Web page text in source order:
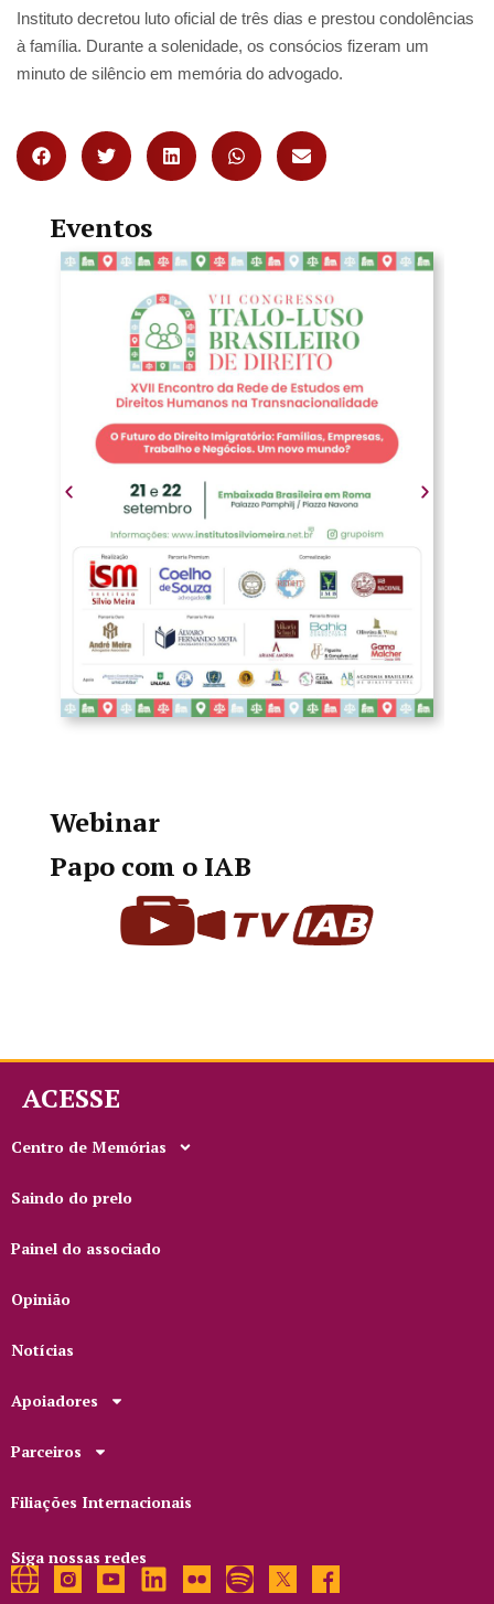
Instituto decretou luto oficial de três dias e prestou condolências
à família. Durante a solenidade, os consócios fizeram um
minuto de silêncio em memória do advogado.
Eventos
Webinar
Papo com o IAB
ACESSE
Centro de Memórias
Saindo do prelo
Painel do associado
Opinião
Notícias
Apoiadores
Parceiros
Filiações Internacionais
Siga nossas redes